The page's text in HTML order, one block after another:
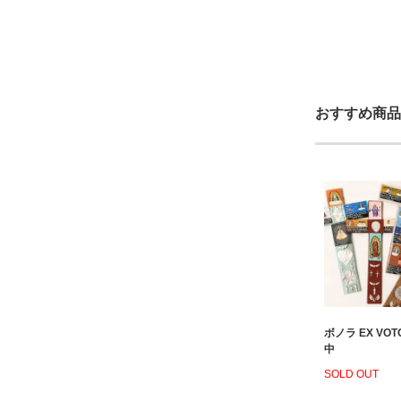
おすすめ商品
ボノラ EX
中
SOLD OUT